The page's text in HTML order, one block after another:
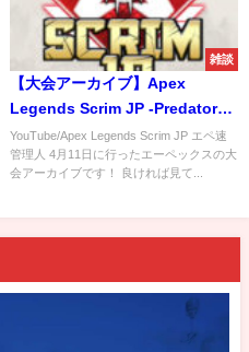
雑談
【大会アーカイブ】Apex
Legends Scrim JP -Predators
PS4-【2020/04/11】
YouTube/Apex Legends Scrim JP エペ速
管理人 4月11日に行ったエーペックスの大
会アーカイブです！ 良ければ見て...